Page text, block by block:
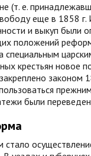
(т. е.
еще в 1858 г.
и выкуп были
положений
специальным
крестьян новое
законом
были